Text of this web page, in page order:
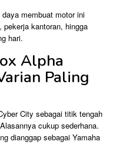
membuat motor ini
kantoran, hingga
hari.
Alpha
Paling
City sebagai titik tengah
cukup sederhana.
dianggap sebagai Yamaha